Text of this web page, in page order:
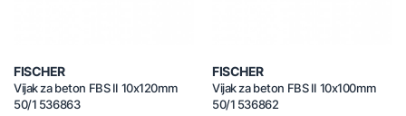
FISCHER
Vijak za beton FBS II 10x120mm
50/1 536863
FISCHER
Vijak za beton FBS II 10x100mm
50/1 536862